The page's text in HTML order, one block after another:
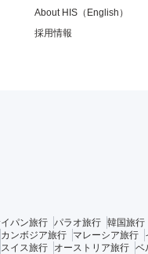
About HIS（English）
採用情報
パン旅行 パラオ旅行 韓国旅行
カンボジア旅行 マレーシア旅行
スイス旅行 オーストリア旅行 ベ